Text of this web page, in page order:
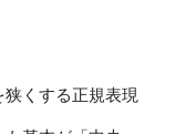
狭くする正規表現